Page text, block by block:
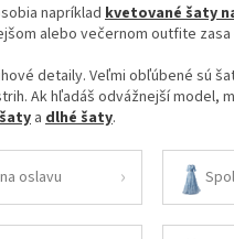
napríklad kvetované šaty
alebo večernom outfite
detaily. Veľmi obľúbené sú
Ak hľadáš odvážnejší model,
a dlhé šaty.
oslavu